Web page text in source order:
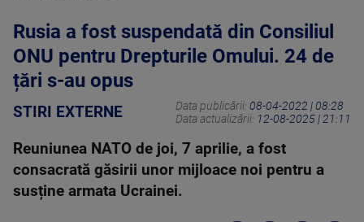
Rusia a fost suspendată din Consiliul
ONU pentru Drepturile Omului. 24 de
țări s-au opus
STIRI EXTERNE Data publicării: 08-04-2022 | 08:28
Data actualizării: 12-08-2025 | 21:11
Reuniunea NATO de joi, 7 aprilie, a fost
consacrată găsirii unor mijloace noi pentru a
susține armata Ucrainei.